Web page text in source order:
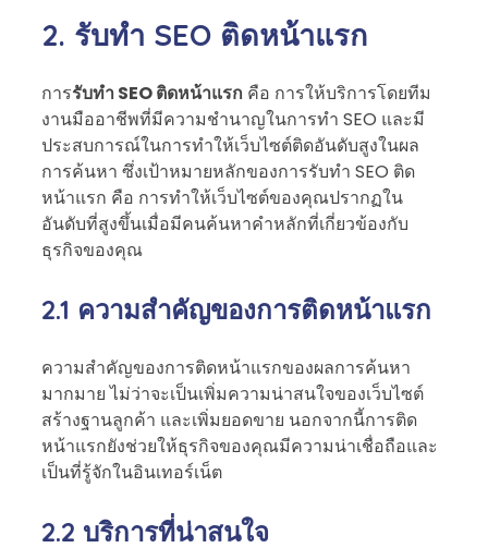
2. รับทำ SEO ติดหน้าแรก
การรับทำ SEO ติดหน้าแรก คือ การให้บริการโดยทีม
งานมืออาชีพที่มีความชำนาญในการทำ SEO และมี
ประสบการณ์ในการทำให้เว็บไซต์ติดอันดับสูงในผล
การค้นหา ซึ่งเป้าหมายหลักของการรับทำ SEO ติด
หน้าแรก คือ การทำให้เว็บไซต์ของคุณปรากฏใน
อันดับที่สูงขึ้นเมื่อมีคนค้นหาคำหลักที่เกี่ยวข้องกับ
ธุรกิจของคุณ
2.1 ความสำคัญของการติดหน้าแรก
ความสำคัญของการติดหน้าแรกของผลการค้นหา
มากมาย ไม่ว่าจะเป็นเพิ่มความน่าสนใจของเว็บไซต์
สร้างฐานลูกค้า และเพิ่มยอดขาย นอกจากนี้การติด
หน้าแรกยังช่วยให้ธุรกิจของคุณมีความน่าเชื่อถือและ
เป็นที่รู้จักในอินเทอร์เน็ต
2.2 บริการที่น่าสนใจ